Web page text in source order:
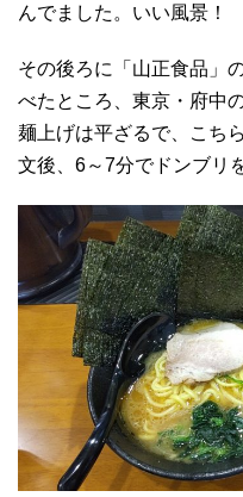
んでました。いい風景！
その後ろに「山正食品」
べたところ、東京・府中
麺上げは平ざるで、こち
文後、6～7分でドンブリ